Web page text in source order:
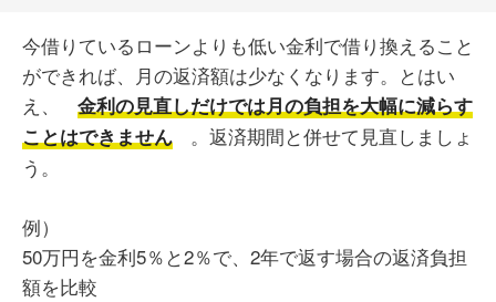
今借りているローンよりも低い金利で借り換えること
ができれば、月の返済額は少なくなります。とはい
え、
金利の見直しだけでは月の負担を大幅に減らす
ことはできません
。返済期間と併せて見直しましょ
う。
例）
50万円を金利5％と2％で、2年で返す場合の返済負担
額を比較